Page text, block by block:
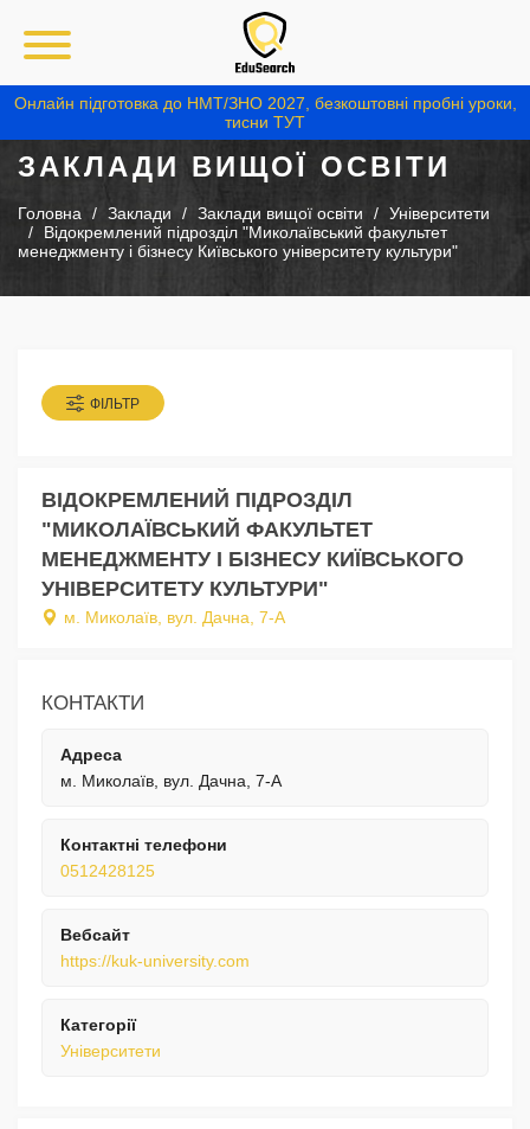
Онлайн підготовка до НМТ/ЗНО 2027, безкоштовні пробні уроки,
тисни ТУТ
ЗАКЛАДИ ВИЩОЇ ОСВІТИ
Головна Заклади Заклади вищої освіти
Університети
Відокремлений підрозділ "Миколаївський факультет
менеджменту і бізнесу Київського університету культури"
ФІЛЬТР
ВІДОКРЕМЛЕНИЙ ПІДРОЗДІЛ
"МИКОЛАЇВСЬКИЙ ФАКУЛЬТЕТ
МЕНЕДЖМЕНТУ І БІЗНЕСУ КИЇВСЬКОГО
УНІВЕРСИТЕТУ КУЛЬТУРИ"
м. Миколаїв, вул. Дачна, 7-А
КОНТАКТИ
Адреса
м. Миколаїв, вул. Дачна, 7-А
Контактні телефони
0512428125
Вебсайт
https://kuk-university.com
Категорії
Університети